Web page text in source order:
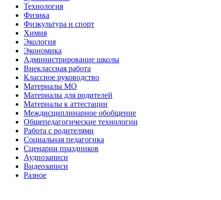
Технология
Физика
Физкультура и спорт
Химия
Экология
Экономика
Администрирование школы
Внеклассная работа
Классное руководство
Материалы МО
Материалы для родителей
Материалы к аттестации
Междисциплинарное обобщение
Общепедагогические технологии
Работа с родителями
Социальная педагогика
Сценарии праздников
Аудиозаписи
Видеозаписи
Разное